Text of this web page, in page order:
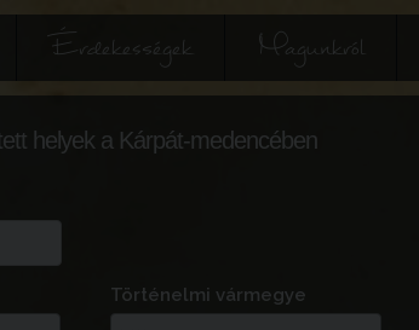
Érdekességek Magunkról
helyek a Kárpát-medencében
Történelmi vármegye